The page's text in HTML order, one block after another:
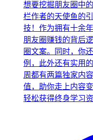
想要挖掘朋友圈中
栏作者的天使鱼的
技！作为拥有十余
朋友圈赚钱的背后
圈文案。同时，你
例，此外还有实用
周都有两篇独家内
值，助你走上内容
轻松获得终身学习